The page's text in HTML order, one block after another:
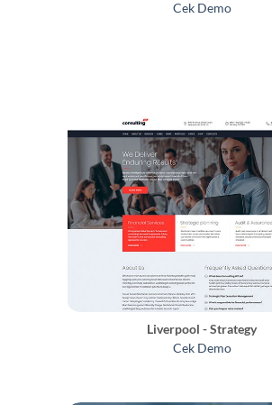
Cek Demo
Liverpool - Strategy
Cek Demo